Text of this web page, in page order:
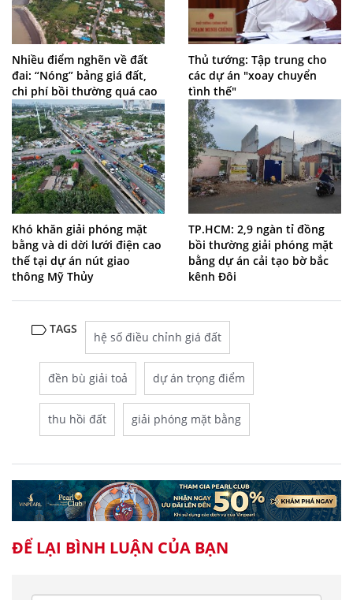
Nhiều điểm nghẽn về đất
đai: “Nóng” bảng giá đất,
chi phí bồi thường quá cao
Thủ tướng: Tập trung cho
các dự án "xoay chuyển
tình thế"
Khó khăn giải phóng mặt
bằng và di dời lưới điện cao
thế tại dự án nút giao
thông Mỹ Thủy
TP.HCM: 2,9 ngàn tỉ đồng
bồi thường giải phóng mặt
bằng dự án cải tạo bờ bắc
kênh Đôi
TAGS
hệ số điều chỉnh giá đất
đền bù giải toả dự án trọng điểm
thu hồi đất giải phóng mặt bằng
ĐỂ LẠI BÌNH LUẬN CỦA BẠN